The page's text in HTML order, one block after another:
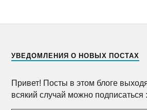
УВЕДОМЛЕНИЯ О НОВЫХ ПОСТАХ
Привет! Посты в этом блоге
всякий случай можно подписаться